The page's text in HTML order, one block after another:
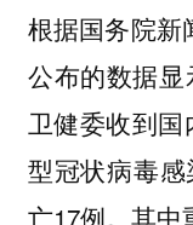
根据国务院新
公布的数据
卫健委收到
型冠状病毒
亡17例。其中